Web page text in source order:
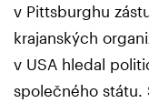
v Pittsburghu
krajanských
v USA hledal
společného státu.